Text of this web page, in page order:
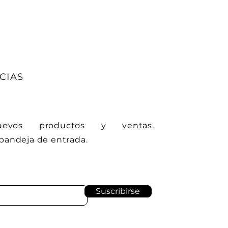
productos y ventas.
de entrada.
Suscribirse